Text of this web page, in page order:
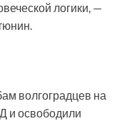
логики, —
волгоградцев на
и освободили